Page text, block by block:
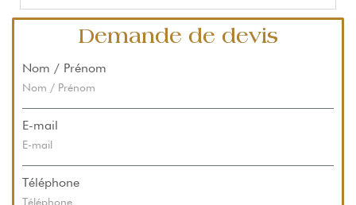
Demande de devis
Nom / Prénom
E-mail
Téléphone